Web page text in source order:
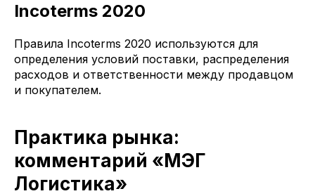
Incoterms 2020
Правила Incoterms 2020 используются для
определения условий поставки, распределения
расходов и ответственности между продавцом
и покупателем.
Практика рынка:
комментарий «МЭГ
Логистика»